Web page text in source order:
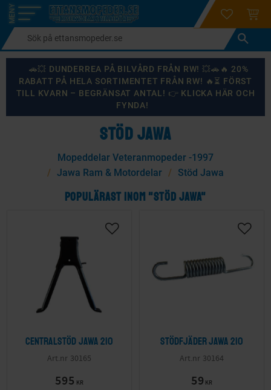
Meny
login
🚗💥 DUNDERREA PÅ BILVÅRD FRÅN RW! 💥🚗🔥 20%
RABATT PÅ HELA SORTIMENTET FRÅN RW! 🔥⏳ FÖRST
TILL KVARN – BEGRÄNSAT ANTAL! 👉 KLICKA HÄR OCH
FYNDA!
STÖD JAWA
Mopeddelar Veteranmopeder -1997
Jawa Ram & Motordelar
Stöd Jawa
POPULÄRAST INOM "STÖD JAWA"
Centralstöd Jawa 210
30165
595 KR
Stödfjäder Jawa 210
30164
59 KR